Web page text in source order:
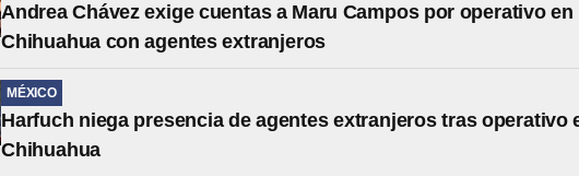
Andrea Chávez exige cuentas a Maru Campos por operativo en
Chihuahua con agentes extranjeros
MÉXICO
Harfuch niega presencia de agentes extranjeros tras operativo
Chihuahua